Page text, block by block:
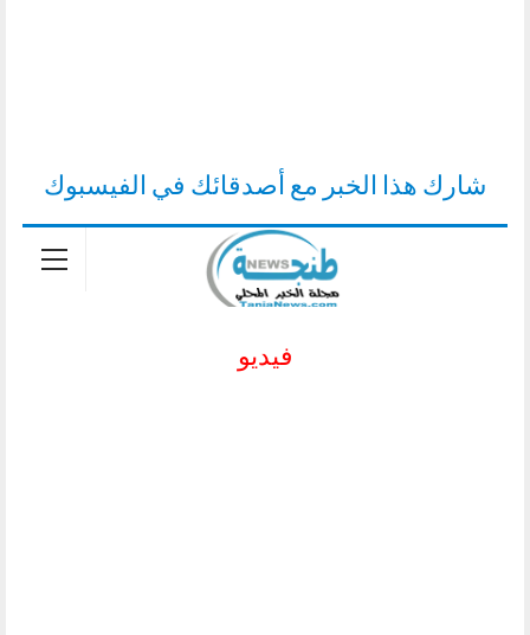
شارك هذا الخبر مع أصدقائك في الفيسبوك
فيديو